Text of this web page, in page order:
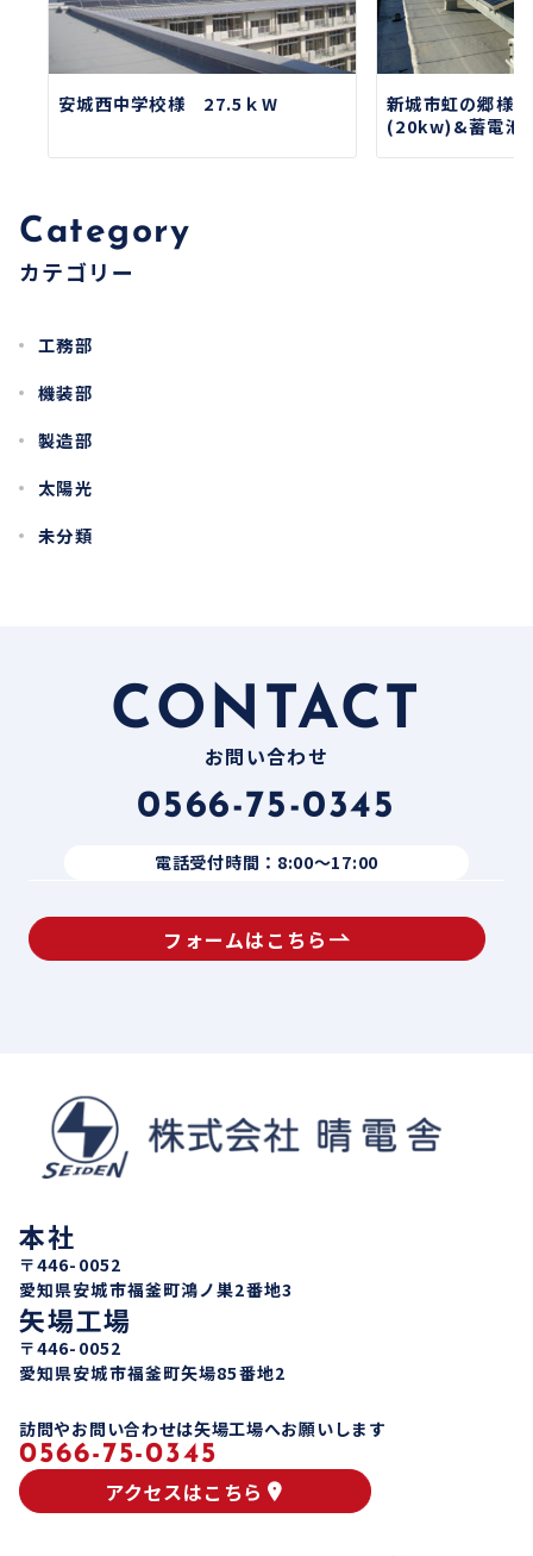
安城西中学校様 27.5ｋW
新城市虹の郷様
(20kw)&蓄電池
Category
カテゴリー
工務部
機装部
製造部
太陽光
未分類
CONTACT
お問い合わせ
0566-75-0345
電話受付時間：8:00〜17:00
フォームはこちら
本社
〒446-0052
愛知県安城市福釜町鴻ノ巣2番地3
矢場工場
〒446-0052
愛知県安城市福釜町矢場85番地2
訪問やお問い合わせは矢場工場へお願いします
0566-75-0345
アクセスはこちら